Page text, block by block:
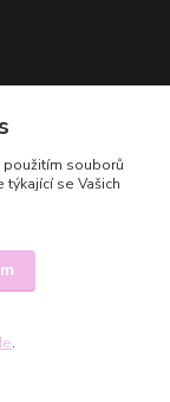
použitím souborů
se Vašich
.